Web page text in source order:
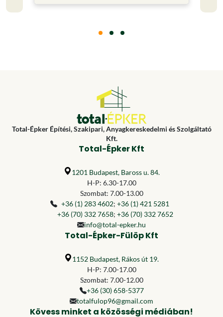
Total-Épker Építési, Szakipari, Anyagkereskedelmi és Szolgáltató
Kft.
Total-Épker Kft
1201 Budapest, Baross u. 84.
H-P: 6.30-17.00
Szombat: 7.00-13.00
+36 (1) 283 4602; +36 (1) 421 5281
+36 (70) 332 7658; +36 (70) 332 7652
info@total-epker.hu
Total-Épker-Fülöp Kft
1152 Budapest, Rákos út 19.
H-P: 7.00-17.00
Szombat: 7.00-12.00
+36 (30) 658-5377
totalfulop96@gmail.com
Kövess minket a közösségi médiában!